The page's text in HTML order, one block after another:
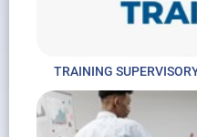
TRAINING